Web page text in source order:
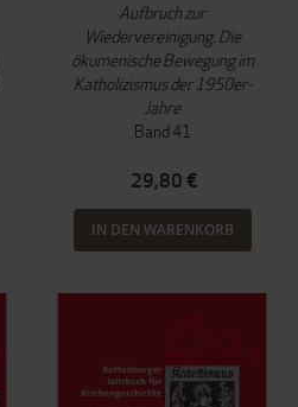
Aufbruch zur
Wiedervereinigung. Die
ökumenische Bewegung im
Katholizismus der 1950er-
Jahre
Band 41
29,80 €
IN DEN WARENKORB